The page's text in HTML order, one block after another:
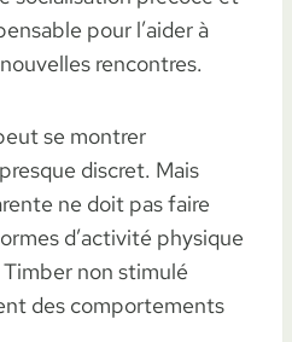
pour l’aider à
rencontres.
se montrer
discret. Mais
ne doit pas faire
d’activité physique
non stimulé
des comportements